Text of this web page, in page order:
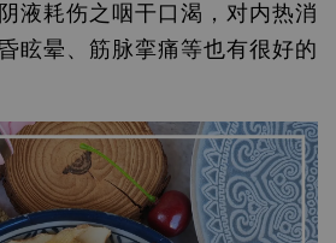
液耗伤之咽干口渴，对内热消
眩晕、筋脉挛痛等也有很好的